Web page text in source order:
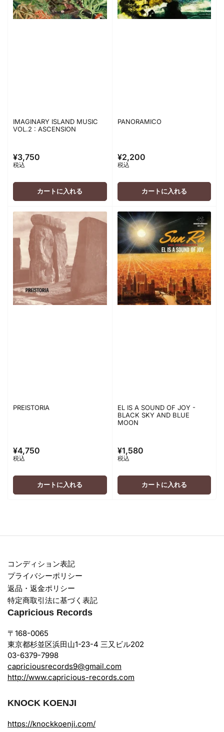
IMAGINARY ISLAND MUSIC
VOL.2 : ASCENSION
通
常
価
¥3,750
税込
カートに入れる
PANORAMICO
通
常
価
¥2,200
税込
カートに入れる
PREISTORIA
通
常
価
¥4,750
税込
カートに入れる
EL IS A SOUND OF JOY -
BLACK SKY AND BLUE
MOON
通
常
価
¥1,580
税込
カートに入れる
コンディション表記
プライバシーポリシー
返品・返金ポリシー
特定商取引法に基づく表記
Capricious Records
〒168-0065
東京都杉並区浜田山1-23-4 三又ビル202
03-6379-7998
capriciousrecords9@gmail.com
http://www.capricious-records.com
KNOCK KOENJI
https://knockkoenji.com/